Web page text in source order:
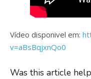
Vídeo disponivel em:
v=aBsBqjxnQo0
Was this article